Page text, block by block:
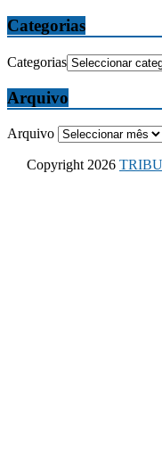
Categorias
Categorias
Arquivo
Arquivo
Copyright 2026